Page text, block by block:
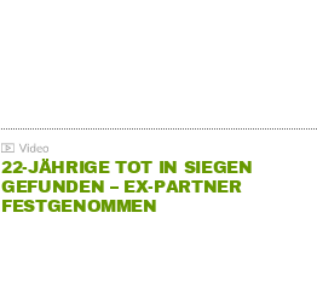
22-JÄHRIGE TOT IN SIEGEN
GEFUNDEN – EX-PARTNER
FESTGENOMMEN